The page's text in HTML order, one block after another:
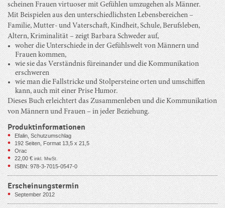
scheinen Frauen virtuoser mit Gefühlen umzugehen als Männer.
Mit Beispielen aus den unterschiedlichsten Lebensbereichen –
Familie, Mutter- und Vaterschaft, Kindheit, Schule, Berufsleben,
Altern, Kriminalität – zeigt Barbara Schweder auf,
woher die Unterschiede in der Gefühlswelt von Männern und
Frauen kommen,
wie sie das Verständnis füreinander und die Kommunikation
erschweren
wie man die Fallstricke und Stolpersteine orten und umschiffen
kann, auch mit einer Prise Humor.
Dieses Buch erleichtert das Zusammenleben und die Kommunikation
von Männern und Frauen – in jeder Beziehung.
Produktinformationen
Efalin, Schutzumschlag
192Seiten, Format 13,5 x 21,5
Orac
22,00€ inkl. MwSt.
ISBN: 978-3-7015-0547-0
Erscheinungstermin
September 2012